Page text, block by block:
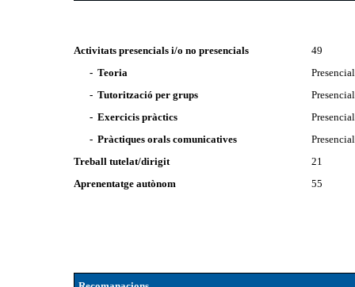
Activitats presencials i/o no presencials
49
- Teoria
Presencial
- Tutorització per grups
Presencial
- Exercicis pràctics
Presencial
- Pràctiques orals comunicatives
Presencial
Treball tutelat/dirigit
21
Aprenentatge autònom
55